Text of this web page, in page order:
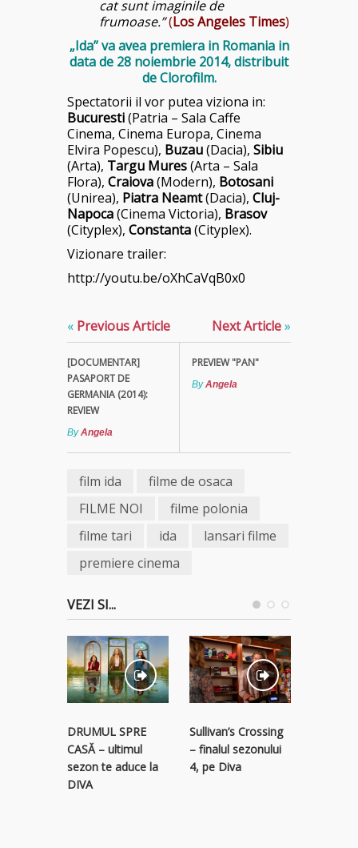
cat sunt imaginile de
frumoase.”(Los Angeles Times)
„Ida” va avea premiera in Romania in
data de 28 noiembrie 2014, distribuit
de Clorofilm.
Spectatorii il vor putea viziona in:
Bucuresti(Patria – Sala Caffe
Cinema, Cinema Europa, Cinema
Elvira Popescu), Buzau(Dacia), Sibiu
(Arta), Targu Mures(Arta – Sala
Flora), Craiova(Modern), Botosani
(Unirea), Piatra Neamt(Dacia), Cluj-
Napoca(Cinema Victoria), Brasov
(Cityplex), Constanta(Cityplex).
Vizionare trailer:
http://youtu.be/oXhCaVqB0x0
« Previous Article
[DOCUMENTAR]
PASAPORT DE
GERMANIA (2014):
REVIEW
ByAngela
Next Article»
PREVIEW "PAN"
ByAngela
film ida
filme de osaca
FILME NOI
filme polonia
filme tari
ida
lansari filme
premiere cinema
VEZI SI...
DRUMUL SPRE
CASĂ – ultimul
sezon te aduce la
DIVA
Sullivan’s Crossing
– finalul sezonului
4, pe Diva